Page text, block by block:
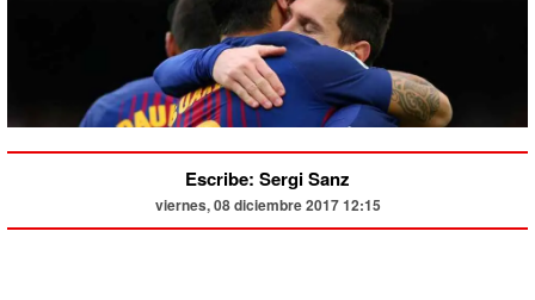
Escribe: Sergi Sanz
viernes, 08 diciembre 2017 12:15